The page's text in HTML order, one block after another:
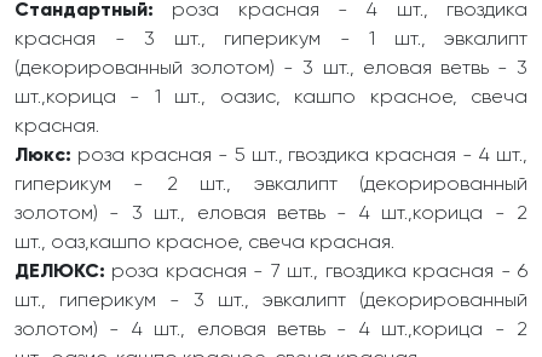
Стандартный: роза красная - 4 шт., гвоздика
красная - 3 шт., гиперикум - 1 шт., эвкалипт
(декорированный золотом) - 3 шт., еловая ветвь - 3
шт.,корица - 1 шт., оазис, кашпо красное, свеча
красная.
Люкс: роза красная - 5 шт., гвоздика красная - 4 шт.,
гиперикум - 2 шт., эвкалипт (декорированный
золотом) - 3 шт., еловая ветвь - 4 шт.,корица - 2
шт., оаз,кашпо красное, свеча красная.
ДЕЛЮКС: роза красная - 7 шт., гвоздика красная - 6
шт., гиперикум - 3 шт., эвкалипт (декорированный
золотом) - 4 шт., еловая ветвь - 4 шт.,корица - 2